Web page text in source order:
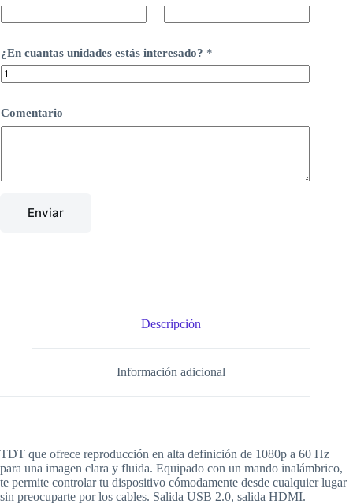
¿En cuantas unidades estás interesado? *
Comentario
Enviar
Descripción
Información adicional
TDT que ofrece reproducción en alta definición de 1080p a 60 Hz
para una imagen clara y fluida. Equipado con un mando inalámbrico,
te permite controlar tu dispositivo cómodamente desde cualquier lugar
sin preocuparte por los cables. Salida USB 2.0, salida HDMI.